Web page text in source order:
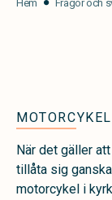
Hem Frågor och
När det gäller
tillåta sig
motorcykel i